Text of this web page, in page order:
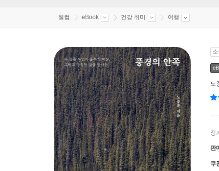
웰컴 eBook 건강 취미 여행
노
정
판
쿠